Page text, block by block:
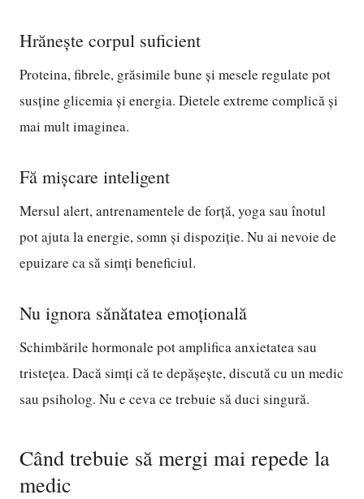
Hrănește corpul suficient
Proteina, fibrele, grăsimile bune și mesele regulate pot
susține glicemia și energia. Dietele extreme complică și
mai mult imaginea.
Fă mișcare inteligent
Mersul alert, antrenamentele de forță, yoga sau înotul
pot ajuta la energie, somn și dispoziție. Nu ai nevoie de
epuizare ca să simți beneficiul.
Nu ignora sănătatea emoțională
Schimbările hormonale pot amplifica anxietatea sau
tristețea. Dacă simți că te depășește, discută cu un medic
sau psiholog. Nu e ceva ce trebuie să duci singură.
Când trebuie să mergi mai repede la
medic